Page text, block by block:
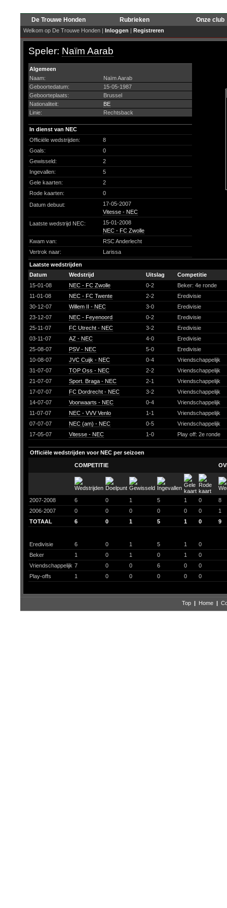
De Trouwe Honden Rubrieken Onze club
Welkom op De Trouwe Honden | Inloggen | Registreren
Speler: Naïm Aarab
Algemeen
Naam:
Naïm Aarab
Geboortedatum:
15-05-1987
Geboorteplaats:
Brussel
Nationaliteit:
BE
Linie:
Rechtsback
In dienst van NEC
Officiële wedstrijden:
8
Goals:
0
Gewisseld:
2
Ingevallen:
5
Gele kaarten:
2
Rode kaarten:
0
Datum debuut:
17-05-2007
Vitesse - NEC
Laatste wedstrijd NEC:
15-01-2008
NEC - FC Zwolle
Kwam van:
RSC Anderlecht
Vertrok naar:
Larissa
Laatste wedstrijden
Datum
Wedstrijd Uitslag
Competitie
15-01-08
NEC - FC Zwolle 0-2
Beker: 4e ronde
11-01-08
NEC - FC Twente 2-2
Eredivisie
30-12-07
Willem II - NEC 3-0
Eredivisie
23-12-07
NEC - Feyenoord 0-2
Eredivisie
25-11-07
FC Utrecht - NEC 3-2
Eredivisie
03-11-07
AZ - NEC 4-0
Eredivisie
25-08-07
PSV - NEC 5-0
Eredivisie
10-08-07
JVC Cuijk - NEC 0-4
Vriendschappelijk
31-07-07
TOP Oss - NEC 2-2
Vriendschappelijk
21-07-07
Sport. Braga - NEC 2-1
Vriendschappelijk
17-07-07
FC Dordrecht - NEC 3-2
Vriendschappelijk
14-07-07
Voorwaarts - NEC 0-4
Vriendschappelijk
11-07-07
NEC - VVV Venlo 1-1
Vriendschappelijk
07-07-07
NEC (am) - NEC 0-5
Vriendschappelijk
17-05-07
Vitesse - NEC 1-0 Play off: 2e ronde
Officiële wedstrijden voor NEC per seizoen
COMPETITIE
2007-2008 6 0 1 5 1 0
8
2006-2007
0 0 0 0 0 0
1
TOTAAL
6 0 1 5 1 0 9
Eredivisie 6 0 1 5 1
0
Beker
1 0 1 0 1
0
Vriendschappelijk 7 0 0 6 0
0
Play-offs
1 0 0 0 0 0
Top | Home |